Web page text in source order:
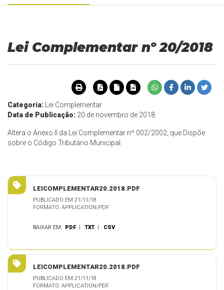
Lei Complementar nº 20/2018
Categoria:
Lei Complementar
Data de Publicação: 20 de novembro de 2018
Altera o Anexo II da Lei Complementar nº 002/2002, que Dispõe
sobre o Código Tributário Municipal.
LEICOMPLEMENTAR20.2018.PDF
PUBLICADO EM 21/11/18
FORMATO: APPLICATION/PDF
BAIXAR EM: PDF |TXT | CSV
LEICOMPLEMENTAR20.2018.PDF
PUBLICADO EM 21/11/18
FORMATO: APPLICATION/PDF